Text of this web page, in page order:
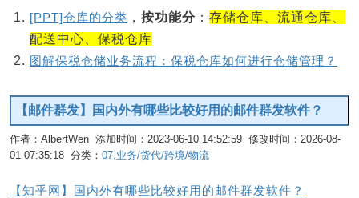
[PPT]仓库的分类 ， 按功能分 ： 存储仓库、流通仓库、
配送中心、保税仓库
图解保税仓储业务流程：保税仓库如何进行仓储管理？
【邮件群发】国内外有哪些比较好用的邮件群发软件？
作者：AlbertWen 添加时间：2023-06-10 14:52:59 修改时间：2026-08-
01 07:35:18 分类： 07.业务/货代/跨境/物流
【知乎网】国内外有哪些比较好用的邮件群发软件？